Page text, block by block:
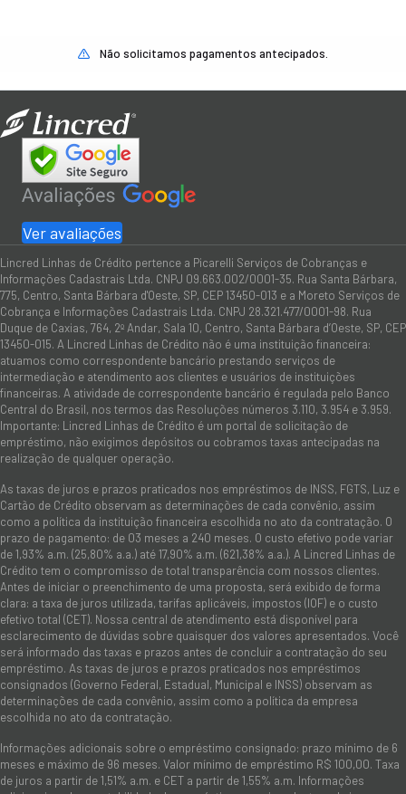
Não solicitamos pagamentos antecipados.
Ver avaliações
Lincred Linhas de Crédito pertence a Picarelli Serviços de Cobranças e
Informações Cadastrais Ltda. CNPJ 09.663.002/0001-35. Rua Santa Bárbara,
775, Centro, Santa Bárbara d'Oeste, SP, CEP 13450-013 e a Moreto Serviços de
Cobrança e Informações Cadastrais Ltda. CNPJ 28.321.477/0001-98. Rua
Duque de Caxias, 764, 2º Andar, Sala 10, Centro, Santa Bárbara d’Oeste, SP, CEP
13450-015. A Lincred Linhas de Crédito não é uma instituição financeira:
atuamos como correspondente bancário prestando serviços de
intermediação e atendimento aos clientes e usuários de instituições
financeiras. A atividade de correspondente bancário é regulada pelo Banco
Central do Brasil, nos termos das Resoluções números 3.110, 3.954 e 3.959.
Importante: Lincred Linhas de Crédito é um portal de solicitação de
empréstimo, não exigimos depósitos ou cobramos taxas antecipadas na
realização de qualquer operação.
As taxas de juros e prazos praticados nos empréstimos de INSS, FGTS, Luz e
Cartão de Crédito observam as determinações de cada convênio, assim
como a política da instituição financeira escolhida no ato da contratação. O
prazo de pagamento: de 03 meses a 240 meses. O custo efetivo pode variar
de 1,93% a.m. (25,80% a.a.) até 17,90% a.m. (621,38% a.a.). A Lincred Linhas de
Crédito tem o compromisso de total transparência com nossos clientes.
Antes de iniciar o preenchimento de uma proposta, será exibido de forma
clara: a taxa de juros utilizada, tarifas aplicáveis, impostos (IOF) e o custo
efetivo total (CET). Nossa central de atendimento está disponível para
esclarecimento de dúvidas sobre quaisquer dos valores apresentados. Você
será informado das taxas e prazos antes de concluir a contratação do seu
empréstimo. As taxas de juros e prazos praticados nos empréstimos
consignados (Governo Federal, Estadual, Municipal e INSS) observam as
determinações de cada convênio, assim como a política da empresa
escolhida no ato da contratação.
Informações adicionais sobre o empréstimo consignado: prazo mínimo de 6
meses e máximo de 96 meses. Valor mínimo de empréstimo R$ 100,00. Taxa
de juros a partir de 1,51% a.m. e CET a partir de 1,55% a.m. Informações